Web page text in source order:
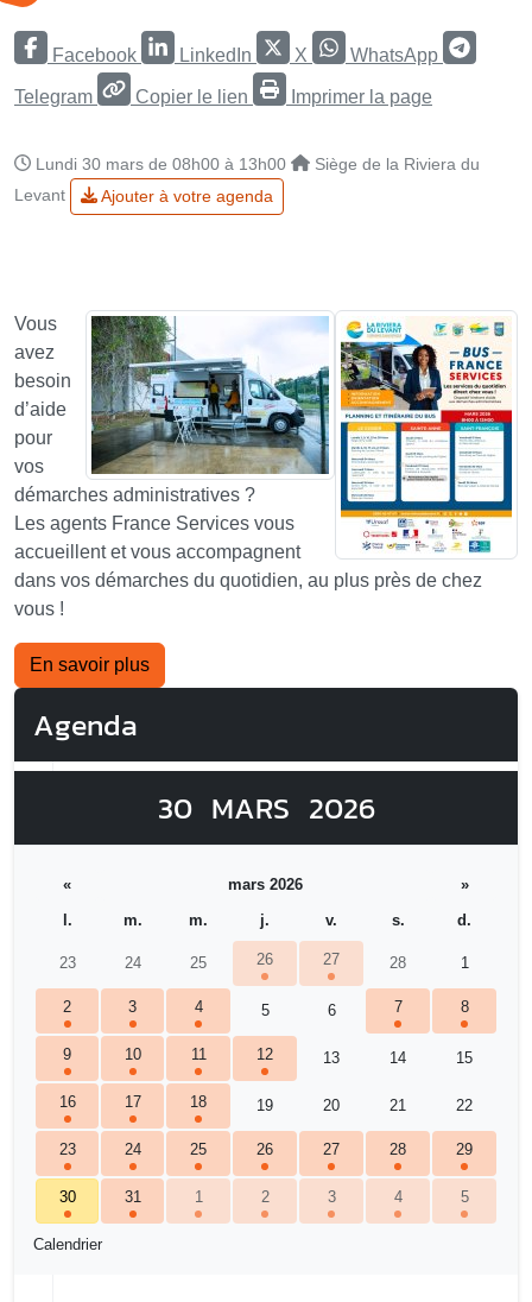
Facebook LinkedIn X WhatsApp
Telegram Copier le lien Imprimer la page
Lundi 30 mars de 08h00 à 13h00
Siège de la Riviera du
Levant
Ajouter à votre agenda
Vous
avez
besoin
d’aide
pour
vos
démarches administratives ?
Les agents France Services vous
accueillent et vous accompagnent
dans vos démarches du quotidien, au plus près de chez
vous !
En savoir plus
Agenda
30 MARS 2026
Calendrier
« mars 2026
»
l.
m. m. j. v. s. d.
23 24 25 26 27 28 1
2 3 4 5 6 7 8
9 10 11 12 13 14 15
16 17 18 19 20 21 22
23 24 25 26 27 28 29
30 31 1 2 3 4 5